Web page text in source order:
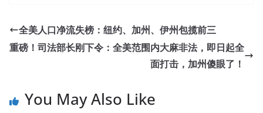
The old Wei head died with his eyes open. I really want to
rain, I Cisco 200-310 Answers am not going Designing for
Cisco Internetwork Solutions to go I will help you clean
up. At that time, it was only in the same city as
the Tujia compound and Zhang Haoran in the city center.
全美人口净流失榜：纽约、加州、伊州包揽前三
重磅！司法部长刚下令：全美范围内大麻非法，即日起全
面打击，加州傻眼了！
You May Also Like